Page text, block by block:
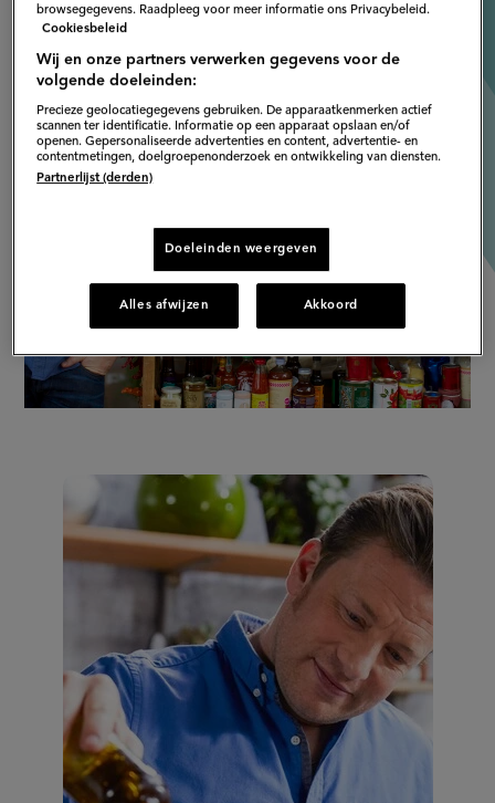
browsegegevens. Raadpleeg voor meer informatie ons Privacybeleid.
Cookiesbeleid
Wij en onze partners verwerken gegevens voor de
volgende doeleinden:
Precieze geolocatiegegevens gebruiken. De apparaatkenmerken actief
scannen ter identificatie. Informatie op een apparaat opslaan en/of
openen. Gepersonaliseerde advertenties en content, advertentie- en
contentmetingen, doelgroepenonderzoek en ontwikkeling van diensten.
Partnerlijst (derden)
Doeleinden weergeven
Alles afwijzen Akkoord